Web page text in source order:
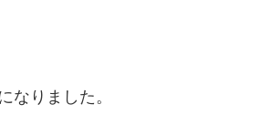
なりました。